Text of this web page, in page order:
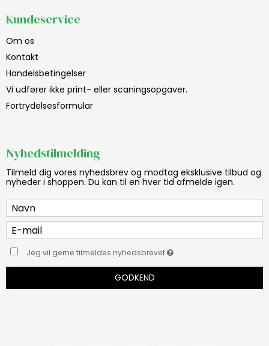
Kundeservice
Om os
Kontakt
Handelsbetingelser
Vi udfører ikke print- eller scaningsopgaver.
Fortrydelsesformular
Nyhedstilmelding
Tilmeld dig vores nyhedsbrev og modtag eksklusive tilbud og
nyheder i shoppen. Du kan til en hver tid afmelde igen.
Jeg vil gerne tilmeldes nyhedsbrevet
GODKEND